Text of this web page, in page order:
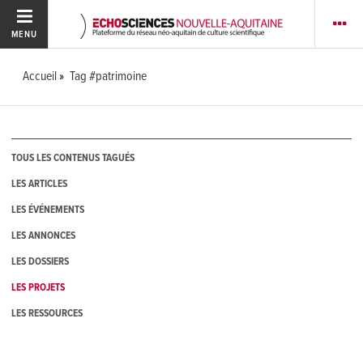
MENU
Accueil Tag #patrimoine
TOUS LES CONTENUS TAGUÉS
LES ARTICLES
LES ÉVÉNEMENTS
LES ANNONCES
LES DOSSIERS
LES PROJETS
LES RESSOURCES